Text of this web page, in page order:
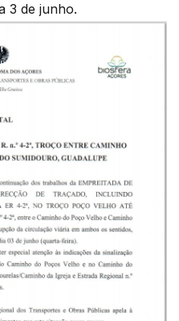
3 de junho.